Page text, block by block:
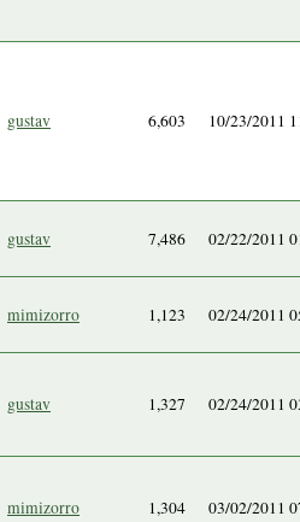
gustav 6,603 10/23/2011
gustav 7,486 02/22/2011
mimizorro 1,123 02/24/2011
gustav 1,327 02/24/2011
mimizorro 1,304 03/02/2011